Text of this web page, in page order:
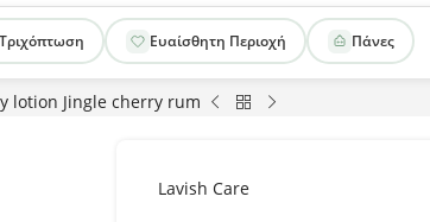
Τριχόπτωση Ευαίσθητη Περιοχή Πάνες
lotion Jingle cherry rum
Lavish Care